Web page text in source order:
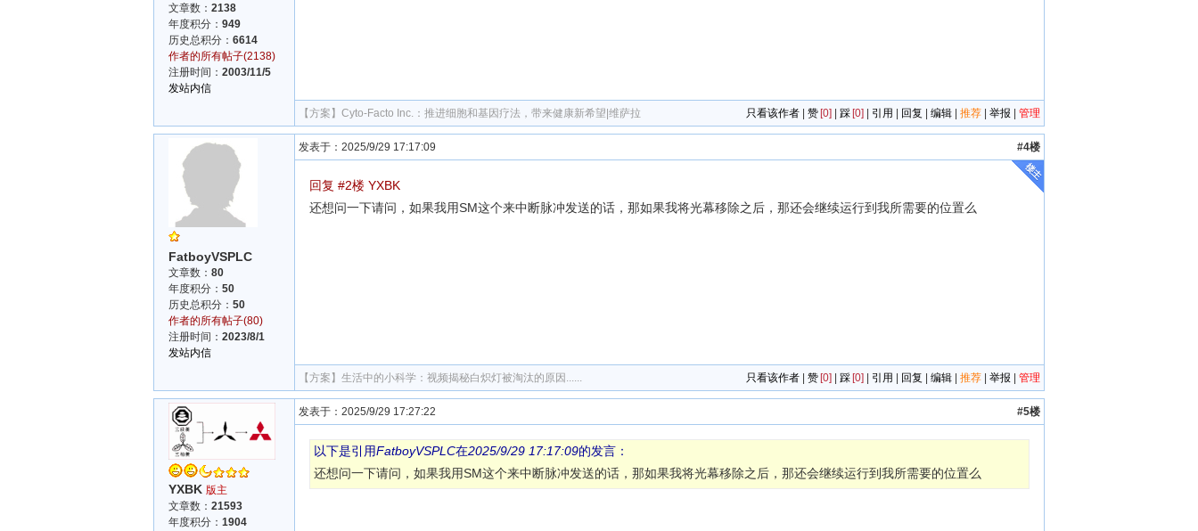
文章数： 2138
年度积分： 949
历史总积分： 6614
作者的所有帖子(2138)
注册时间： 2003/11/5
发站内信
【方案】 Cyto-Facto Inc.：推进细胞和基因疗法，带来健康新希望|维萨拉 只看该作者 | 赞[0] | 踩[0] | 引用 | 回复 | 编辑 | 推荐 | 举报 | 管理
FatboyVSPLC
文章数： 80
年度积分： 50
历史总积分： 50
作者的所有帖子(80)
注册时间： 2023/8/1
发站内信
发表于：2025/9/29 17:17:09 #4楼
回复 #2楼 YXBK
还想问一下请问，如果我用SM这个来中断脉冲发送的话，那如果我将光幕移除之后，那还会继续运行到我所需要的位置么
【方案】 生活中的小科学：视频揭秘白炽灯被淘汰的原因...... 只看该作者 | 赞[0] | 踩[0] | 引用 | 回复 | 编辑 | 推荐 | 举报 | 管理
YXBK 版主
文章数： 21593
年度积分： 1904
发表于：2025/9/29 17:27:22 #5楼
以下是引用FatboyVSPLC在2025/9/29 17:17:09的发言：
还想问一下请问，如果我用SM这个来中断脉冲发送的话，那如果我将光幕移除之后，那还会继续运行到我所需要的位置么